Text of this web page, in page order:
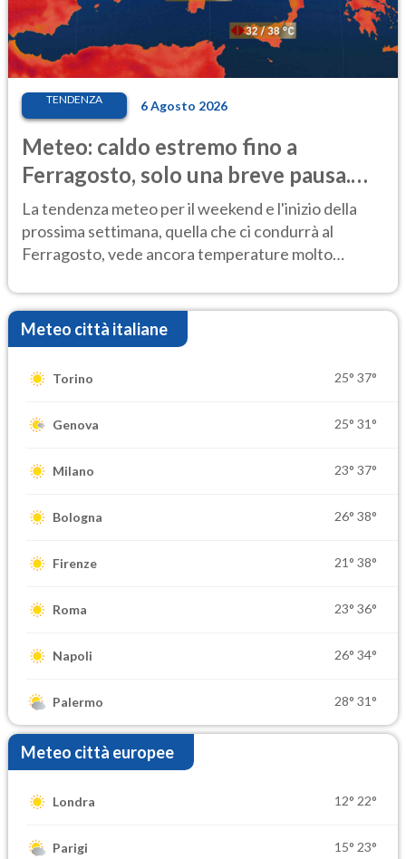
TENDENZA 6 Agosto 2026
Meteo: caldo estremo fino a
Ferragosto, solo una breve pausa.
Ecco dove
La tendenza meteo per il weekend e l'inizio della
prossima settimana, quella che ci condurrà al
Ferragosto, vede ancora temperature molto
Meteo città italiane
Torino 25° 37°
Genova 25° 31°
Milano 23° 37°
Bologna 26° 38°
Firenze 21° 38°
Roma 23° 36°
Napoli 26° 34°
Palermo 28° 31°
Meteo città europee
Londra 12° 22°
Parigi 15° 23°